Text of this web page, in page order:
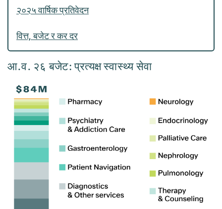
२०२५ वार्षिक प्रतिवेदन
वित्त, बजेट र कर दर
आ.व. २६ बजेट: प्रत्यक्ष स्वास्थ्य सेवा